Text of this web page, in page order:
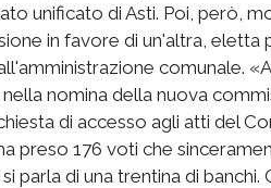
unificato di Asti. Poi, però,
in favore di un'altra, eletta
comunale.
nomina della nuova
di accesso agli atti del
preso 176 voti che
parla di una trentina di